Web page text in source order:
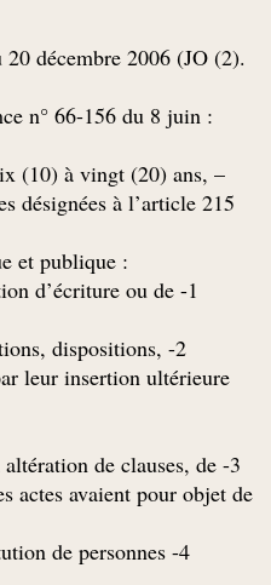
20 décembre 2006 (JO
n° 66-156 du 8 juin
(10) à vingt (20) ans,
désignées à l’article 215
: un faux en écriture authentique et publique
d’écriture ou de
dispositions,
leur insertion ultérieure
altération de clauses, de
actes avaient pour objet de
4- soit par supposition ou substitution de personnes